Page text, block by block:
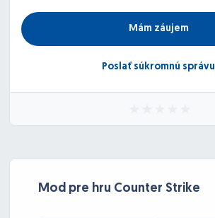
Mám záujem
Poslať súkromnú správu
Mod pre hru Counter Strike